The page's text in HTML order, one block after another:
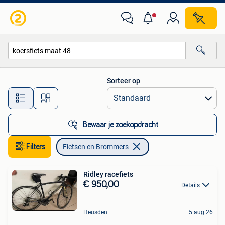
Alle afstanden…
Sorteer op
Bewaar je zoekopdracht
Filters Fietsen en Brommers
Ridley racefiets
€ 950,00 Details
Heusden 5 aug 26